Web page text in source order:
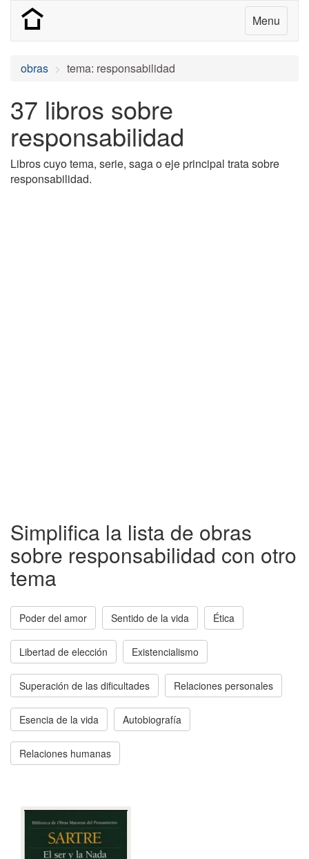
Menu
obras tema: responsabilidad
37 libros sobre
responsabilidad
Libros cuyo tema, serie, saga o eje principal trata sobre
responsabilidad.
Simplifica la lista de obras
sobre responsabilidad con otro
tema
Poder del amor Sentido de la vida Ética
Libertad de elección Existencialismo
Superación de las dificultades Relaciones personales
Esencia de la vida Autobiografía
Relaciones humanas